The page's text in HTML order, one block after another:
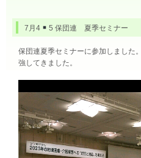
7月4
5 保団連 夏季セミナー
保団連夏季セミナーに参加しました
強してきました。